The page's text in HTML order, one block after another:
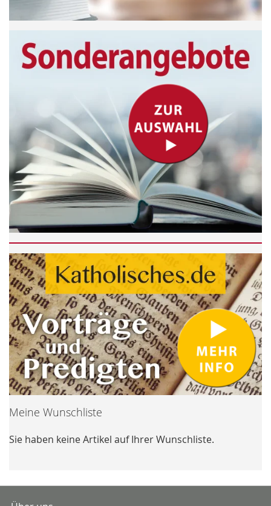
Meine Wunschliste
Sie haben keine Artikel auf Ihrer Wunschliste.